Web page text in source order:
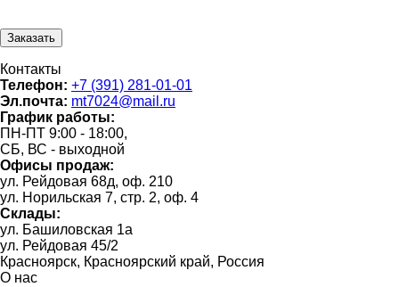
Контакты
Телефон: +7 (391) 281-01-01
Эл.почта: mt7024@mail.ru
График работы:
ПН-ПТ 9:00 - 18:00,
СБ, ВС - выходной
Офисы продаж:
ул. Рейдовая 68д, оф. 210
ул. Норильская 7, стр. 2, оф. 4
Склады:
ул. Башиловская 1а
ул. Рейдовая 45/2
Красноярск, Красноярский край, Россия
О нас